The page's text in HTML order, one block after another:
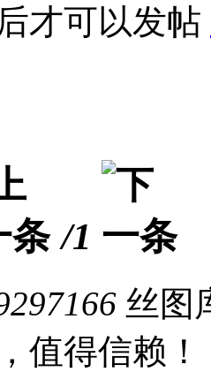
才可以发帖
/1
丝图
值得信赖！